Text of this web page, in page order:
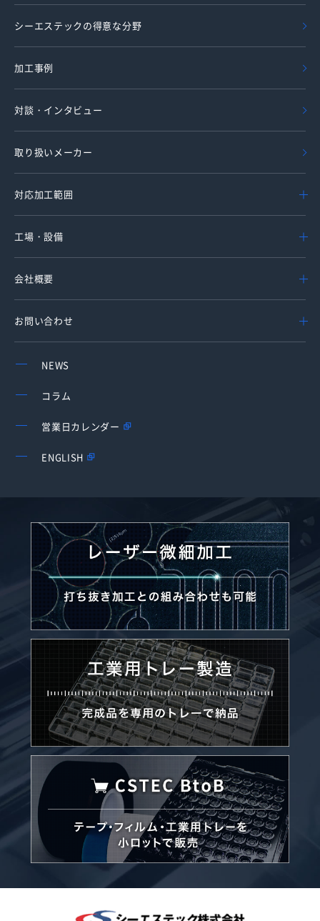
シーエステックの得意な分野
加工事例
対談・インタビュー
取り扱いメーカー
対応加工範囲
工場・設備
会社概要
お問い合わせ
NEWS
コラム
営業日カレンダー
ENGLISH